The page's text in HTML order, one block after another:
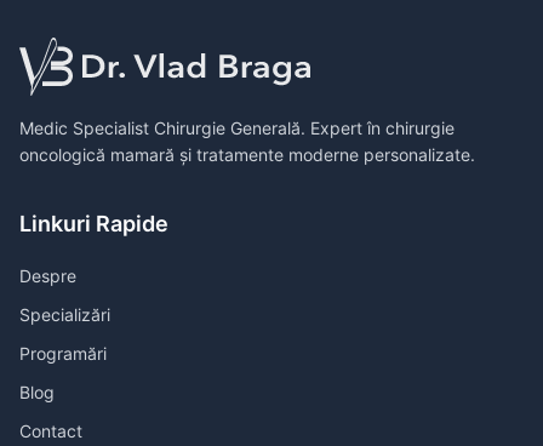
Medic Specialist Chirurgie Generală. Expert în chirurgie
oncologică mamară și tratamente moderne personalizate.
Linkuri Rapide
Despre
Specializări
Programări
Blog
Contact